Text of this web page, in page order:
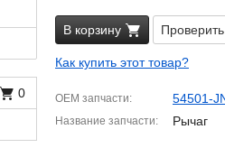
В корзину
Как купить этот товар?
OEM запчасти 54501-
Название запчасти Рычаг
0